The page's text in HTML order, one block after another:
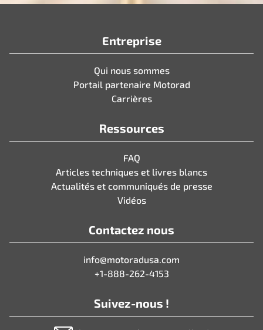
Entreprise
Qui nous sommes
Portail partenaire Motorad
Carrières
Ressources
FAQ
Articles techniques et livres blancs
Actualités et communiqués de presse
Vidéos
Contactez nous
info@motoradusa.com
+1-888-262-4153
Suivez-nous !